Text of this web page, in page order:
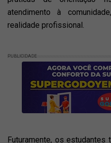
atendimento à
realidade profissional.
PUBLICIDADE
Futuramente, os estudantes